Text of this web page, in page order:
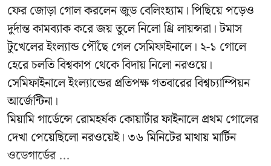
ফের জোড়া গোল করলেন জুড বেলিংহ্যাম। পিছিয়ে পড়েও
দুর্দান্ত কামব্যাক করে জয় তুলে নিলো থ্রি লায়ন্সরা। টমাস
টুখেলের ইংল্যান্ড পৌঁছে গেল সেমিফাইনালে। ২-১ গোলে
হেরে চলতি বিশ্বকাপ থেকে বিদায় নিলো নরওয়ে।
সেমিফাইনালে ইংল্যান্ডের প্রতিপক্ষ গতবারের বিশ্বচ্যাম্পিয়ন
আর্জেন্টিনা।
মিয়ামি গার্ডেন্সে রোমহর্ষক কোয়ার্টার ফাইনালে প্রথম গোলের
দেখা পেয়েছিলো নরওয়েই। ৩৬ মিনিটের মাথায় মার্টিন
ওডেগার্ডের ...